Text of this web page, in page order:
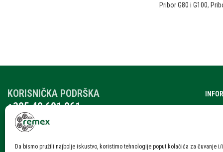
Da bismo pružili najbolje iskustvo, koristimo tehnologije poput kolačića za čuvanje
Pribor G80 i G100,
KORISNIČKA PODRŠKA
+385 42 601 061
remex@rmx.nikola-it.hr
Ponedjeljak – Petak: 7:30-15:30